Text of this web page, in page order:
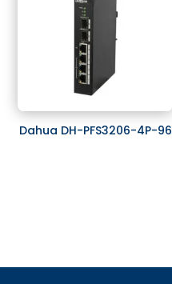
Dahua DH-PFS3206-4P-96